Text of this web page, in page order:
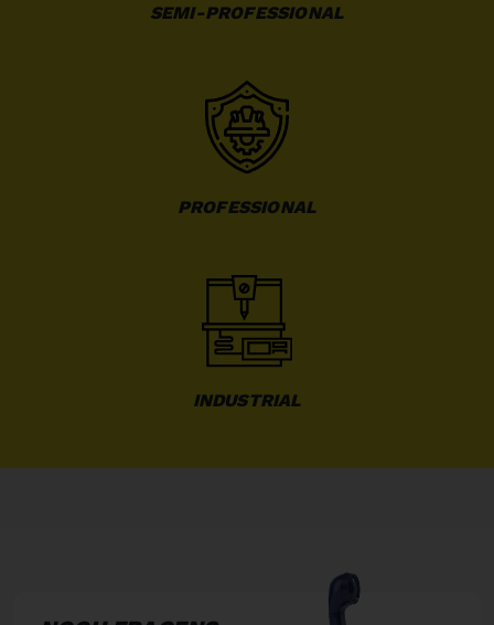
SEMI-PROFESSIONAL
PROFESSIONAL
INDUSTRIAL